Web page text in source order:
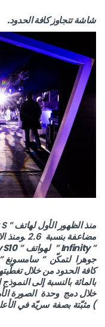
شاشة تتجاوز كافة الحدود.
مضاعفة
”
Infinity” لهواتف ”
جوهرا لتمكّن ” سامسونغ ”
بالمائة بالنسبة إلى
) مثبّتة بصفة سريّة في